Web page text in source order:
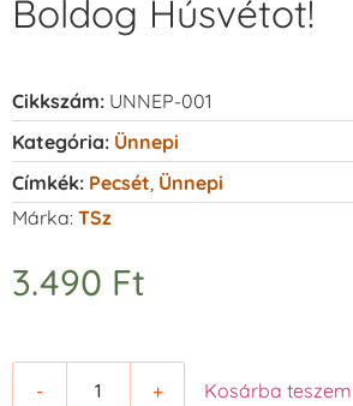
Boldog Húsvétot!
Cikkszám: UNNEP-001
Kategória: Ünnepi
Címkék: Pecsét Ünnepi
Márka: TSz
3.490 Ft
- + Kosárba teszem